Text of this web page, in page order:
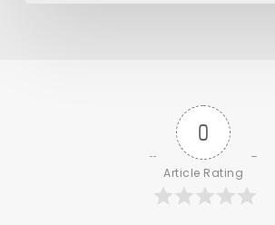
0
Article Rating